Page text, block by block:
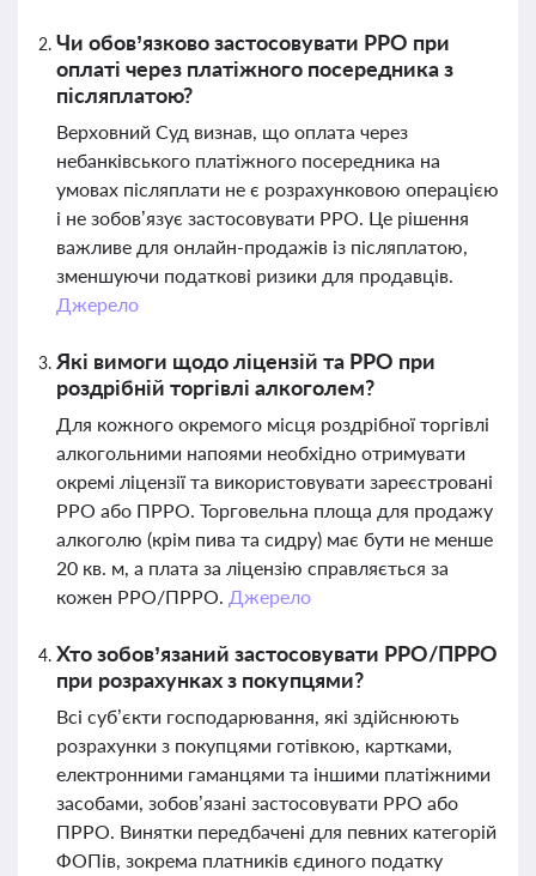
Чи обов’язково застосовувати РРО при
оплаті через платіжного посередника з
післяплатою?
Верховний Суд визнав, що оплата через
небанківського платіжного посередника на
умовах післяплати не є розрахунковою операцією
і не зобов’язує застосовувати РРО. Це рішення
важливе для онлайн-продажів із післяплатою,
зменшуючи податкові ризики для продавців.
Джерело
Які вимоги щодо ліцензій та РРО при
роздрібній торгівлі алкоголем?
Для кожного окремого місця роздрібної торгівлі
алкогольними напоями необхідно отримувати
окремі ліцензії та використовувати зареєстровані
РРО або ПРРО. Торговельна площа для продажу
алкоголю (крім пива та сидру) має бути не менше
20 кв. м, а плата за ліцензію справляється за
кожен РРО/ПРРО. Джерело
Хто зобов’язаний застосовувати РРО/ПРРО
при розрахунках з покупцями?
Всі суб’єкти господарювання, які здійснюють
розрахунки з покупцями готівкою, картками,
електронними гаманцями та іншими платіжними
засобами, зобов’язані застосовувати РРО або
ПРРО. Винятки передбачені для певних категорій
ФОПів, зокрема платників єдиного податку